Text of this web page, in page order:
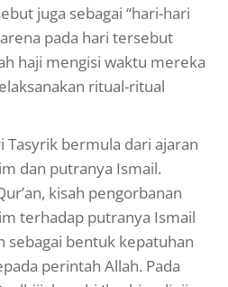
juga sebagai “hari-hari
pada hari tersebut
haji mengisi waktu mereka
ritual-ritual
Tasyrik bermula dari ajaran
dan putranya Ismail.
kisah pengorbanan
terhadap putranya Ismail
sebagai bentuk kepatuhan
perintah Allah. Pada